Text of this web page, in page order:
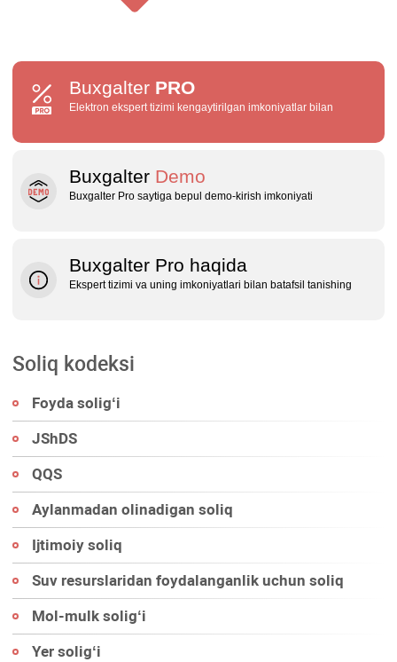
Buxgalter PRO
Elektron ekspert tizimi kengaytirilgan imkoniyatlar bilan
Buxgalter Demo
Buxgalter Pro saytiga bepul demo‑kirish imkoniyati
Buxgalter Pro haqida
Ekspert tizimi va uning imkoniyatlari bilan batafsil tanishing
Soliq kodeksi
Foyda soligʻi
JShDS
QQS
Aylanmadan olinadigan soliq
Ijtimoiy soliq
Suv resurslaridan foydalanganlik uchun soliq
Mol-mulk soligʻi
Yer soligʻi